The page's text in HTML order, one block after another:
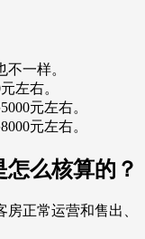
一样。
左右。
元左右。
元左右。
么核算的？
正常运营和售出、